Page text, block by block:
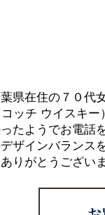
県在住の７０
チ ウイスキー
たようでお電話
ザインバランス
りがとうござい